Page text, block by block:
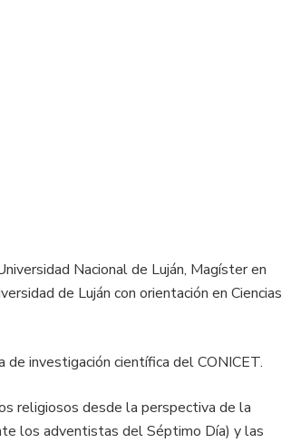
Nacional de Luján, Magíster en
de Luján con orientación en Ciencias
investigación científica del CONICET.
religiosos desde la perspectiva de la
los adventistas del Séptimo Día) y las